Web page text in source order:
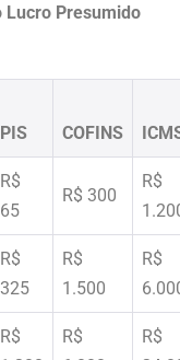
Lucro Presumido
PIS COFINS
R$
65
R$ 300
R$
R$
325
R$
1.500
R$
R$
R$
R$